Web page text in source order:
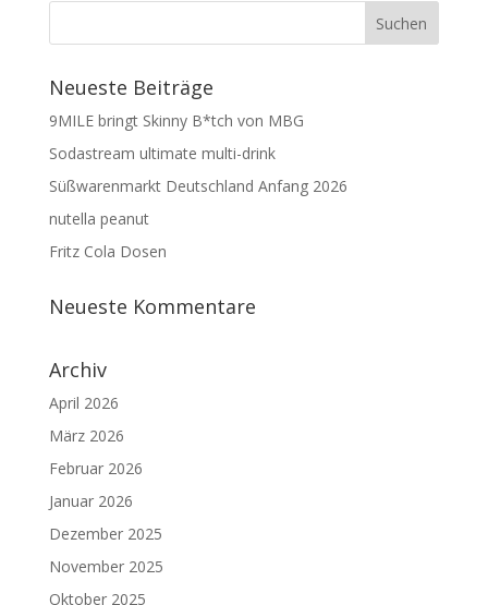
Neueste Beiträge
9MILE bringt Skinny B*tch von MBG
Sodastream ultimate multi-drink
Süßwarenmarkt Deutschland Anfang 2026
nutella peanut
Fritz Cola Dosen
Neueste Kommentare
Archiv
April 2026
März 2026
Februar 2026
Januar 2026
Dezember 2025
November 2025
Oktober 2025